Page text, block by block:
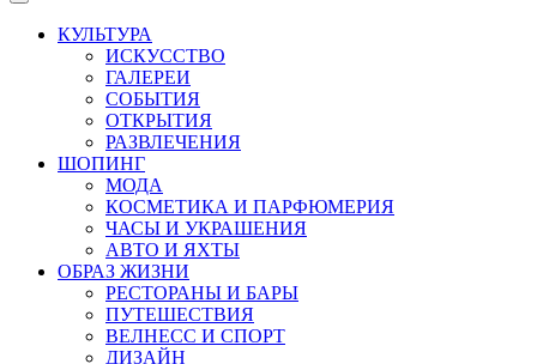
КУЛЬТУРА
ИСКУССТВО
ГАЛЕРЕИ
СОБЫТИЯ
ОТКРЫТИЯ
РАЗВЛЕЧЕНИЯ
ШОПИНГ
МОДА
КОСМЕТИКА И ПАРФЮМЕРИЯ
ЧАСЫ И УКРАШЕНИЯ
АВТО И ЯХТЫ
ОБРАЗ ЖИЗНИ
РЕСТОРАНЫ И БАРЫ
ПУТЕШЕСТВИЯ
ВЕЛНЕСС И СПОРТ
ДИЗАЙН